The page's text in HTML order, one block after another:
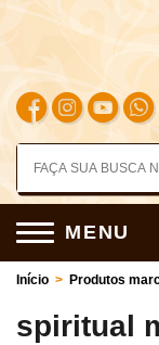
MENU
Início > Produtos
spiritual